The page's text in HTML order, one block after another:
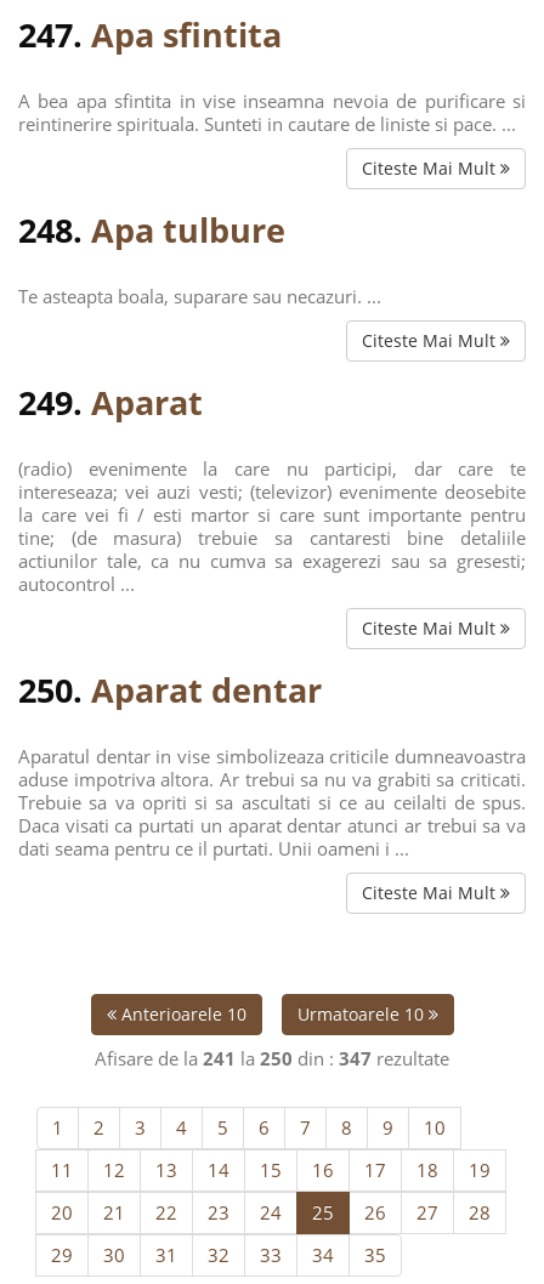
247. Apa sfintita
A bea apa sfintita in vise inseamna nevoia de purificare si
reintinerire spirituala. Sunteti in cautare de liniste si pace. ...
Citeste Mai Mult
248. Apa tulbure
Te asteapta boala, suparare sau necazuri. ...
Citeste Mai Mult
249. Aparat
(radio) evenimente la care nu participi, dar care te
intereseaza; vei auzi vesti; (televizor) evenimente deosebite
la care vei fi / esti martor si care sunt importante pentru
tine; (de masura) trebuie sa cantaresti bine detaliile
actiunilor tale, ca nu cumva sa exagerezi sau sa gresesti;
autocontrol ...
Citeste Mai Mult
250. Aparat dentar
Aparatul dentar in vise simbolizeaza criticile dumneavoastra
aduse impotriva altora. Ar trebui sa nu va grabiti sa criticati.
Trebuie sa va opriti si sa ascultati si ce au ceilalti de spus.
Daca visati ca purtati un aparat dentar atunci ar trebui sa va
dati seama pentru ce il purtati. Unii oameni i ...
Citeste Mai Mult
Anterioarele 10 Urmatoarele 10
Afisare de la 241 la 250 din : 347 rezultate
1 2 3 4 5 6 7 8 9
10
11
12 13 14 15 16 17 18
19
20
21 22 23 24 25 26 27
28
29
30 31 32 33 34 35